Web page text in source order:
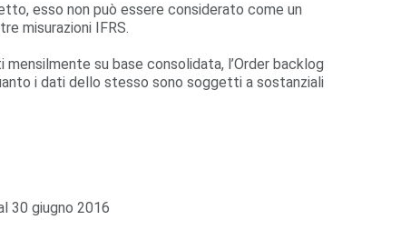
esso non può essere considerato come un
misurazioni IFRS.
su base consolidata, l’Order backlog
i dati dello stesso sono soggetti a sostanziali
30 giugno 2016